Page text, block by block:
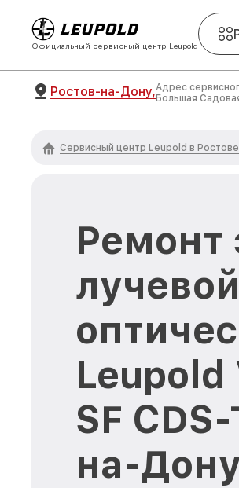
Официальный сервисный центр Leupold
Ростов-на-Дону,Адрес
Большая
Сервисный центр Leupold в
Ремонт
SF
на-